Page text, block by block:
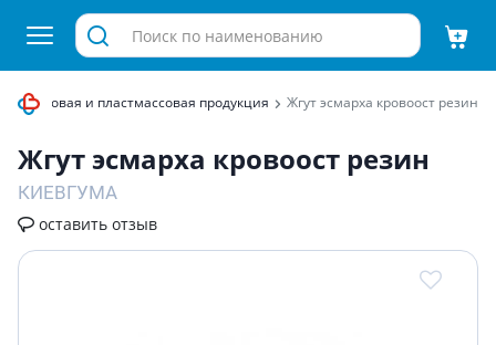
Резиновая и пластмассовая продукция Жгут эсмарха кровоост резин
Жгут эсмарха кровоост резин
КИЕВГУМА
оставить отзыв